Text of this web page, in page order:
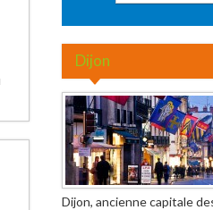
Dijon
Dijon, ancienne capitale